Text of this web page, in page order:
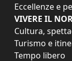
Eccellenze e
VIVERE IL
Cultura,
Turismo e
Tempo libero